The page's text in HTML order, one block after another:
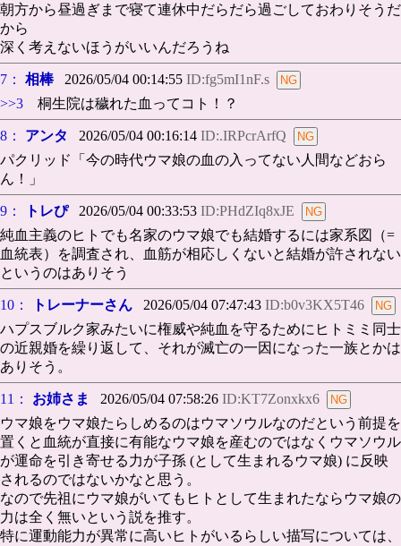
朝方から昼過ぎまで寝て連休中だらだら過ごしておわりそうだ
から
深く考えないほうがいいんだろうね
7： 相棒2026/05/04 00:14:55 ID:fg5mI1nF.s
>>3 桐生院は穢れた血ってコト！？
8： アンタ 2026/05/04 00:16:14 ID:.IRPcrArfQ
パクリッド「今の時代ウマ娘の血の入ってない人間などおら
ん！」
9： トレぴ2026/05/04 00:33:53 ID:PHdZIq8xJE
純血主義のヒトでも名家のウマ娘でも結婚するには家系図（=
血統表）を調査され、血筋が相応しくないと結婚が許されない
というのはありそう
10： トレーナーさん 2026/05/04 07:47:43 ID:b0v3KX5T46
ハプスブルク家みたいに権威や純血を守るためにヒトミミ同士
の近親婚を繰り返して、それが滅亡の一因になった一族とかは
ありそう。
11： お姉さま 2026/05/04 07:58:26 ID:KT7Zonxkx6
ウマ娘をウマ娘たらしめるのはウマソウルなのだという前提を
置くと血統が直接に有能なウマ娘を産むのではなくウマソウル
が運命を引き寄せる力が子孫 (として生まれるウマ娘) に反映
されるのではないかなと思う。
なので先祖にウマ娘がいてもヒトとして生まれたならウマ娘の
力は全く無いという説を推す。
特に運動能力が異常に高いヒトがいるらしい描写については、